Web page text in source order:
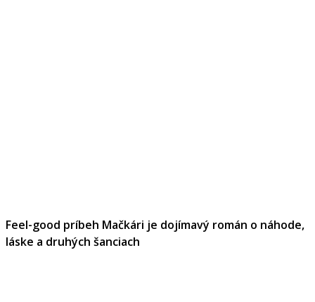
Feel-good príbeh Mačkári je dojímavý román o náhode,
láske a druhých šanciach